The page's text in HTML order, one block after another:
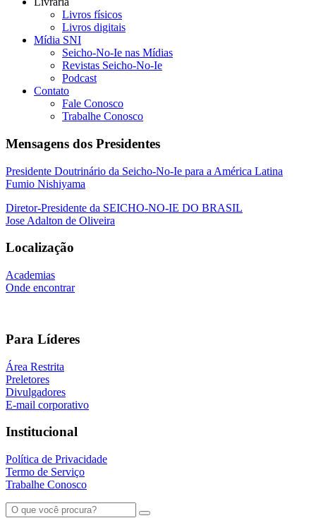
Livros físicos
Livros digitais
Mídia SNI
Seicho-No-Ie nas Mídias
Revistas Seicho-No-Ie
Podcast
Contato
Fale Conosco
Trabalhe Conosco
Mensagens dos Presidentes
Presidente Doutrinário da Seicho-No-Ie para a América Latina
Fumio Nishiyama
Diretor-Presidente da SEICHO-NO-IE DO BRASIL
Jose Adalton de Oliveira
Localização
Academias
Onde encontrar
Para Líderes
Área Restrita
Preletores
Divulgadores
E-mail corporativo
Institucional
Política de Privacidade
Termo de Serviço
Trabalhe Conosco